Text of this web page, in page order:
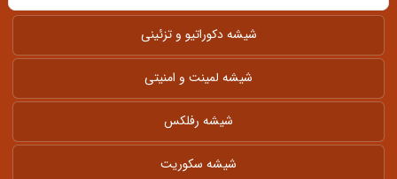
شیشه دکوراتیو و تزئینی
شیشه لمینت و امنیتی
شیشه رفلکس
شیشه سکوریت